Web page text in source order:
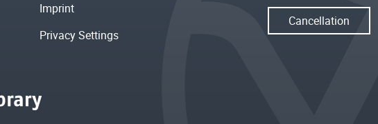
Imprint
Privacy Settings
Cancellation